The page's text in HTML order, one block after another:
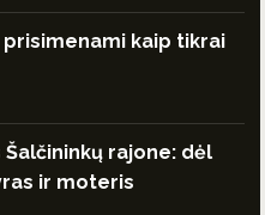
prisimenami kaip tikrai
rajone: dėl
ir moteris